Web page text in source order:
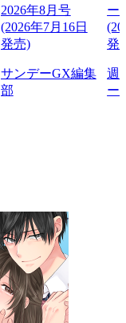
2026年8月号
(2026年7月16日
発売)
サンデーGX編集
部
ー
発
週
ー